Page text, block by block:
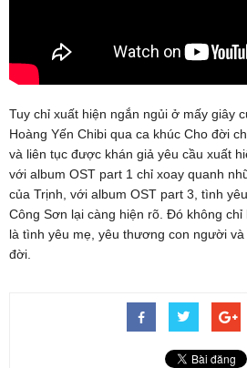
Tuy chỉ xuất hiện ngắn ngủi ở mấy giây
Hoàng Yến Chibi qua ca khúc Cho đời
và liên tục được khán giả yêu cầu xuất
với album OST part 1 chỉ xoay quanh
của Trịnh, với album OST part 3, tình
Công Sơn lại càng hiện rõ. Đó không
là tình yêu mẹ, yêu thương con người
đời.